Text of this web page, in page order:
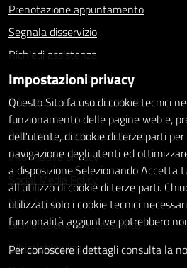
Prenotazione appuntamento
Segnala disservizio
Richiedi assistenza
Statistiche dei Siti web
Intranet - accesso riservato
Amministrazione trasparente
Informativa privacy
Social Media Policy
Note legali
Dichiarazione di accessibilità
Whistleblowing
Impostazioni privacy
Questo Sito fa uso di cookie tecnici
funzionamento delle pagine web e,
dell'utente, di cookie di terze parti
navigazione degli utenti ed
a disposizione.Selezionando Accetta
all'utilizzo di cookie di terze parti.
utilizzati solo i cookie tecnici
funzionalità aggiuntive potrebbero
Per conoscere i dettagli consulta la